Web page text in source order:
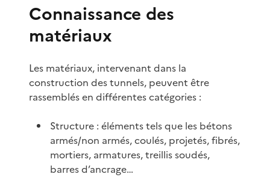
Connaissance des
matériaux
Les matériaux, intervenant dans la
construction des tunnels, peuvent être
rassemblés en différentes catégories :
Structure : éléments tels que les bétons
armés/non armés, coulés, projetés, fibrés,
mortiers, armatures, treillis soudés,
barres d’ancrage…